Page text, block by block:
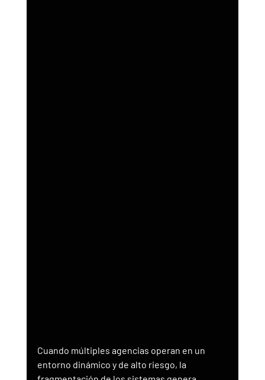
Cuando múltiples agencias operan en un
entorno dinámico y de alto riesgo, la